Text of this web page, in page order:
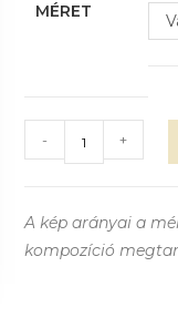
MÉRET
- +
A kép arányai a
kompozíció